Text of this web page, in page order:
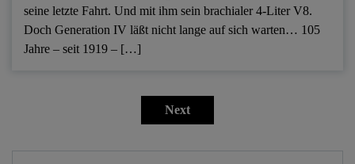
seine letzte Fahrt. Und mit ihm sein brachialer 4-Liter V8.
Doch Generation IV läßt nicht lange auf sich warten… 105
Jahre – seit 1919 – […]
Next